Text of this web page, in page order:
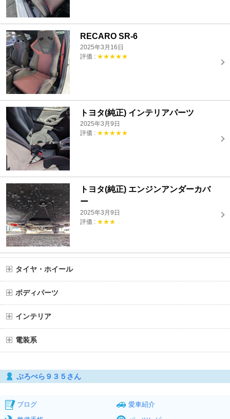
RECARO SR-6
2025年3月16日
評価 : ★★★★★
トヨタ(純正) インテリアパーツ
2025年3月9日
評価 : ★★★★★
トヨタ(純正) エンジンアンダーカバ
ー
2025年3月9日
評価 : ★★★
タイヤ・ホイール
ボディパーツ
インテリア
電装系
ぷろぺら９３５さん
ブログ
愛車紹介